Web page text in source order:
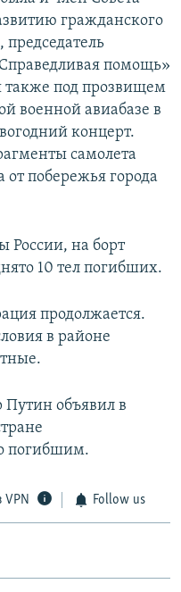
гражданского
помощь»
также под прозвищем
военной авиабазе в
концерт.
самолета
побережья города
на борт
10 тел погибших.
продолжается.
в районе
объявил в
погибшим.
VPN Follow us